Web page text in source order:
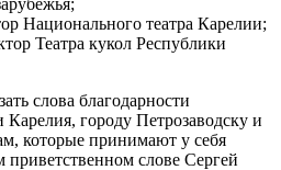
Национального театра Карелии;
Театра кукол Республики
слова благодарности
городу Петрозаводску и
которые принимают у себя
приветственном слове Сергей